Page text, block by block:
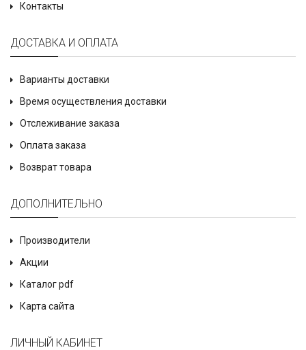
Контакты
ДОСТАВКА И ОПЛАТА
Варианты доставки
Время осуществления доставки
Отслеживание заказа
Оплата заказа
Возврат товара
ДОПОЛНИТЕЛЬНО
Производители
Акции
Каталог pdf
Карта сайта
ЛИЧНЫЙ КАБИНЕТ